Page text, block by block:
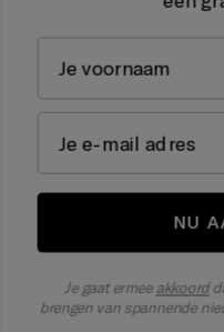
NU
spannende nieuwighedenNU
Je gaat ermee akkoord
brengen van spannende